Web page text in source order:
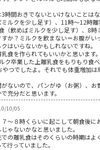
時間おきでないといけないことは
ルクを少し足す）、11時～12時
（飲めばミルクを少し足す）、8
か？ミルクを飲まない＝お腹がい
はいらないかもしれないですね。
食を作られてもいいかと思います。
ク卒業した上離乳食をもりもり食
やつでしたよ。それでも体重増加は
ないので、パンがゆ（お粥）、お
充分だと思います。
10/05
～８時くらいに起こして朝食後に
ゃないかなと思いました。
の離乳食はそのくらいの時期はよ
行っていました。